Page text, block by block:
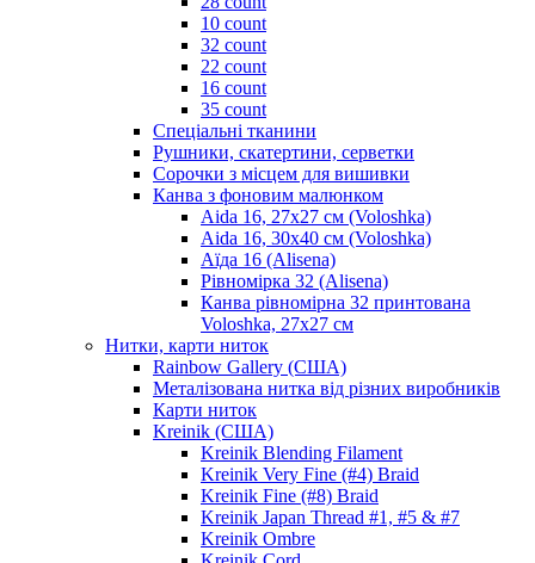
10 count
32 count
22 count
16 count
35 count
Спеціальні тканини
Рушники, скатертини, серветки
Сорочки з місцем для вишивки
Канва з фоновим малюнком
Aida 16, 27х27 см (Voloshka)
Aida 16, 30х40 см (Voloshka)
Аїда 16 (Alisena)
Рівномірка 32 (Alisena)
Канва рівномірна 32 принтована
Voloshka, 27х27 см
Нитки, карти ниток
Rainbow Gallery (США)
Металізована нитка від різних виробників
Карти ниток
Kreinik (США)
Kreinik Blending Filament
Kreinik Very Fine (#4) Braid
Kreinik Fine (#8) Braid
Kreinik Japan Thread #1, #5 & #7
Kreinik Ombre